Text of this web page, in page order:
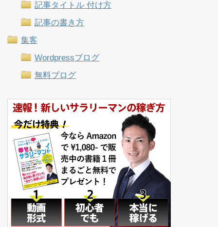
記事タイトル 付け方
記事の書き方
集客
Wordpressブログ
無料ブログ